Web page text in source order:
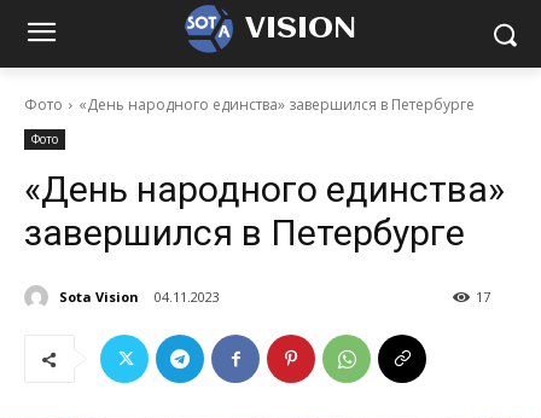
VISION
Фото «День народного единства» завершился в Петербурге
Фото
«День народного единства»
завершился в Петербурге
Sota Vision 04.11.2023 17